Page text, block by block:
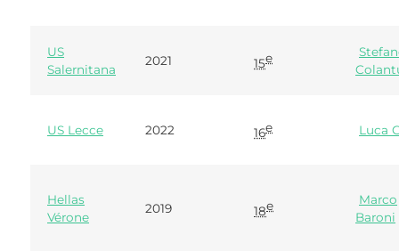
US
Salernitana
2021 15e
US Lecce 2022 16e Luca
Hellas
Vérone
2019 18e
Marco
Baroni